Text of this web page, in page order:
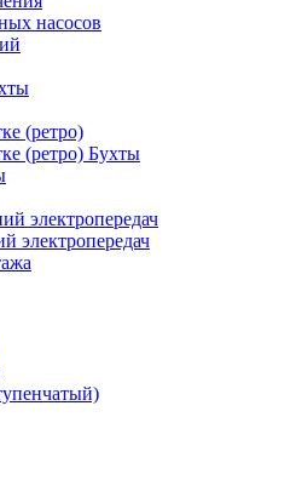
насосов
(ретро)
(ретро) Бухты
электропередач
электропередач